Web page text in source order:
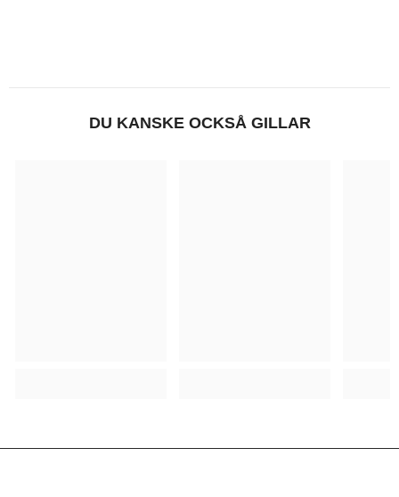
DU KANSKE OCKSÅ GILLAR